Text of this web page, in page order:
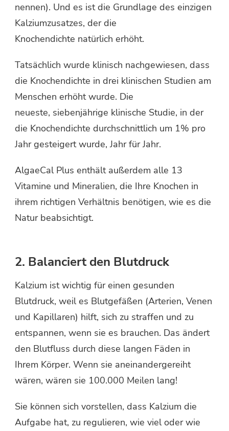
nennen). Und es ist die Grundlage des einzigen
Kalziumzusatzes, der die
Knochendichte natürlich erhöht.
Tatsächlich wurde klinisch nachgewiesen, dass
die Knochendichte in drei klinischen Studien am
Menschen erhöht wurde. Die
neueste, siebenjährige klinische Studie, in der
die Knochendichte durchschnittlich um 1% pro
Jahr gesteigert wurde, Jahr für Jahr.
AlgaeCal Plus enthält außerdem alle 13
Vitamine und Mineralien, die Ihre Knochen in
ihrem richtigen Verhältnis benötigen, wie es die
Natur beabsichtigt.
2. Balanciert den Blutdruck
Kalzium ist wichtig für einen gesunden
Blutdruck, weil es Blutgefäßen (Arterien, Venen
und Kapillaren) hilft, sich zu straffen und zu
entspannen, wenn sie es brauchen. Das ändert
den Blutfluss durch diese langen Fäden in
Ihrem Körper. Wenn sie aneinandergereiht
wären, wären sie 100.000 Meilen lang!
Sie können sich vorstellen, dass Kalzium die
Aufgabe hat, zu regulieren, wie viel oder wie